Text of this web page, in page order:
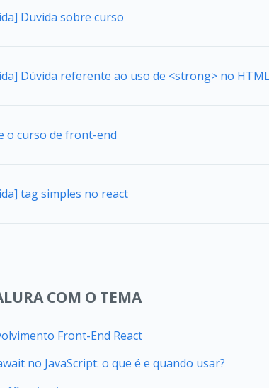
Duvida sobre curso
Dúvida referente ao uso de <strong> no
o curso de front-end
tag simples no react
COM O TEMA
Front-End React
no JavaScript: o que é e quando usar?